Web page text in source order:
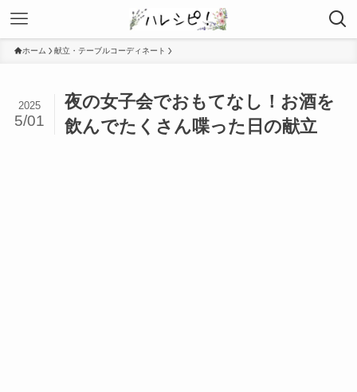
ホーム 献立・テーブルコーディネート
夜の女子会でおもてなし！お酒を
飲んでたくさん喋った日の献立
2025
5/01